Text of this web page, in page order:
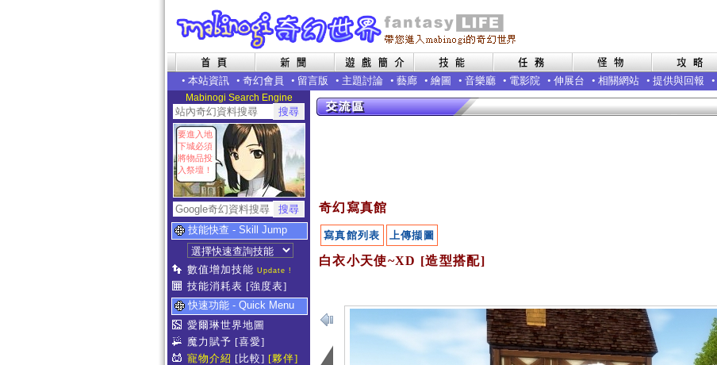
• 本站資訊 • 奇幻會員 • 留言版 • 主題討論 • 藝廊 • 繪圖 • 音樂廳 • 電影院 • 伸展台 • 相關網站 • 提供與回報 •
Mabinogi Search Engine
要進入地
下城必須
將物品投
入祭壇！
技能快查 - Skill Jump
數值增加技能 Update !
技能消耗表 [強度表]
快速功能 - Quick Menu
愛爾琳世界地圖
魔力賦予 [喜愛]
寵物介紹 [比較] [夥伴]
奇幻寫真館
寫真館列表 上傳擷圖
白衣小天使~XD [造型搭配]